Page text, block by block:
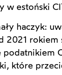
w estoński
haczyk:
2021 rokiem
podatnikiem
które